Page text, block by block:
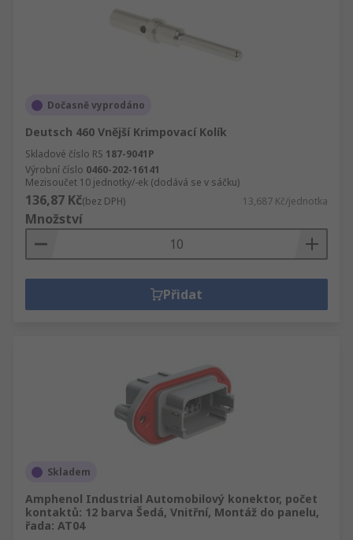
Dočasně vyprodáno
Deutsch 460 Vnější Krimpovací Kolík
Skladové číslo RS 187-9041P
Výrobní číslo 0460-202-16141
Mezisoučet 10 jednotky/-ek (dodává se v sáčku)
136,87 Kč(bez DPH) 13,687 Kč/jednotka
Množství
Přidat
Skladem
Amphenol Industrial Automobilový konektor, počet
kontaktů: 12 barva Šedá, Vnitřní, Montáž do panelu,
řada: AT04